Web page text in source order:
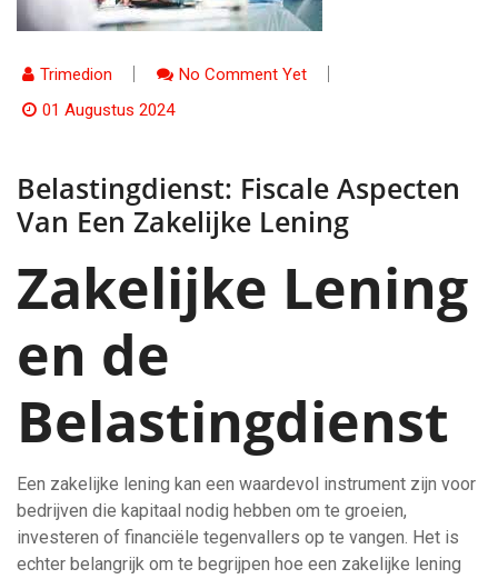
Trimedion
No Comment Yet
01 Augustus 2024
Belastingdienst: Fiscale Aspecten
Van Een Zakelijke Lening
Zakelijke Lening
en de
Belastingdienst
Een zakelijke lening kan een waardevol instrument zijn voor
bedrijven die kapitaal nodig hebben om te groeien,
investeren of financiële tegenvallers op te vangen. Het is
echter belangrijk om te begrijpen hoe een zakelijke lening